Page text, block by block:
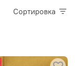
Сортировка